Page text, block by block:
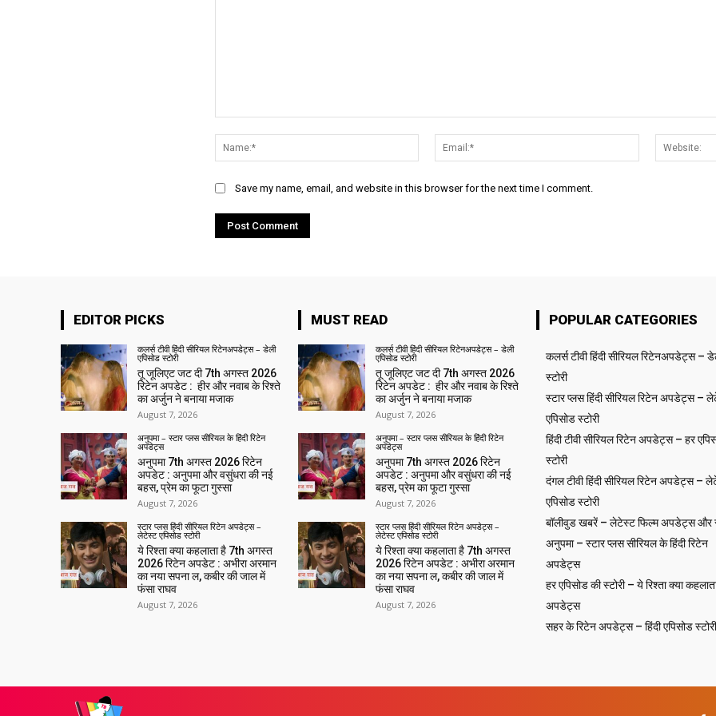
Name:*
Email:*
Save my name, email, and website in this browser for the next time I comment.
EDITOR PICKS
कलर्स टीवी हिंदी सीरियल रिटेनअपडेट्स – डेली
एपिसोड स्टोरी
तू जूलिएट जट दी 7th अगस्त 2026
रिटेन अपडेट : हीर और नवाब के रिश्ते
का अर्जुन ने बनाया मजाक
August 7, 2026
अनुपमा – स्टार प्लस सीरियल के हिंदी रिटेन
अपडेट्स
अनुपमा 7th अगस्त 2026 रिटेन
अपडेट : अनुपमा और वसुंधरा की नई
बहस, प्रेम का फूटा गुस्सा
August 7, 2026
स्टार प्लस हिंदी सीरियल रिटेन अपडेट्स –
लेटेस्ट एपिसोड स्टोरी
ये रिश्ता क्या कहलाता है 7th अगस्त
2026 रिटेन अपडेट : अभीरा अरमान
का नया सपना ल, कबीर की जाल में
फंसा राघव
August 7, 2026
MUST READ
कलर्स टीवी हिंदी सीरियल रिटेनअपडेट्स – डेली
एपिसोड स्टोरी
तू जूलिएट जट दी 7th अगस्त 2026
रिटेन अपडेट : हीर और नवाब के रिश्ते
का अर्जुन ने बनाया मजाक
August 7, 2026
अनुपमा – स्टार प्लस सीरियल के हिंदी रिटेन
अपडेट्स
अनुपमा 7th अगस्त 2026 रिटेन
अपडेट : अनुपमा और वसुंधरा की नई
बहस, प्रेम का फूटा गुस्सा
August 7, 2026
स्टार प्लस हिंदी सीरियल रिटेन अपडेट्स –
लेटेस्ट एपिसोड स्टोरी
ये रिश्ता क्या कहलाता है 7th अगस्त
2026 रिटेन अपडेट : अभीरा अरमान
का नया सपना ल, कबीर की जाल में
फंसा राघव
August 7, 2026
POPULAR CATEGORIES
कलर्स टीवी हिंदी सीरियल रिटेनअपडेट्स –
स्टोरी
स्टार प्लस हिंदी सीरियल रिटेन अपडेट्स –
एपिसोड स्टोरी
हिंदी टीवी सीरियल रिटेन अपडेट्स – हर
स्टोरी
दंगल टीवी हिंदी सीरियल रिटेन अपडेट्स –
एपिसोड स्टोरी
बॉलीवुड खबरें – लेटेस्ट फिल्म अपडेट्स और
अनुपमा – स्टार प्लस सीरियल के हिंदी रिटेन
अपडेट्स
हर एपिसोड की स्टोरी – ये रिश्ता क्या
अपडेट्स
सहर के रिटेन अपडेट्स – हिंदी एपिसोड स्टोरी